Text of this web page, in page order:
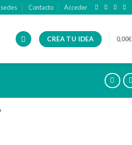
Contacto Acceder
CREA TU IDEA 0,00€